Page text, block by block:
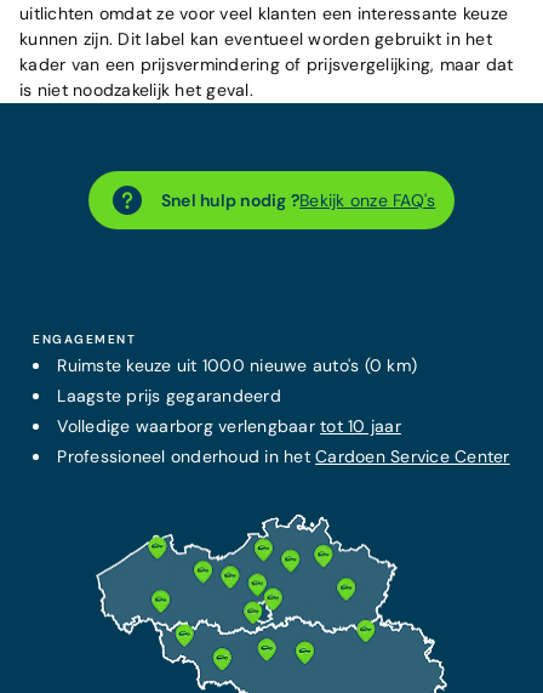
uitlichten omdat ze voor veel klanten een interessante keuze
kunnen zijn. Dit label kan eventueel worden gebruikt in het
kader van een prijsvermindering of prijsvergelijking, maar dat
is niet noodzakelijk het geval.
Snel hulp nodig ?Bekijk onze FAQ's
ENGAGEMENT
Ruimste keuze uit 1000 nieuwe auto's (0 km)
Laagste prijs gegarandeerd
Volledige waarborg verlengbaartot 10 jaar
Professioneel onderhoud in hetCardoen Service Center